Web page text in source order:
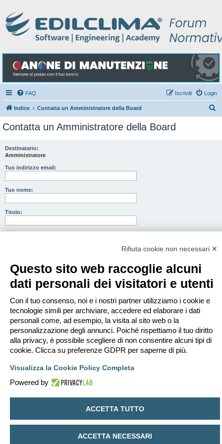
FAQ Login
Iscriviti
Indice Contatta un Amministratore della Board
Contatta un Amministratore della Board
Destinatario:
Amministratore
Tuo indirizzo email:
Tuo nome:
Titolo:
BBCode. L’indirizzo di risposta sarà il tuo indirizzo email.
Cancella cookie
Contattaci
Creato daphpBB® Forum Software © phpBB Limited
Traduzione ItalianaphpBB-Italia.it
Rifiuta cookie non necessari ✕
Questo sito web raccoglie alcuni
dati personali dei visitatori e utenti
Con il tuo consenso, noi e i nostri partner utilizziamo i cookie e
tecnologie simili per archiviare, accedere ed elaborare i dati
personali come, ad esempio, la visita al sito web o la
personalizzazione degli annunci. Poiché rispettiamo il tuo diritto
alla privacy, è possibile scegliere di non consentire alcuni tipi di
cookie. Clicca su preferenze GDPR per saperne di più.
Visualizza la Cookie Policy Completa
Powered by
ACCETTA TUTTO
ACCETTA NECESSARI